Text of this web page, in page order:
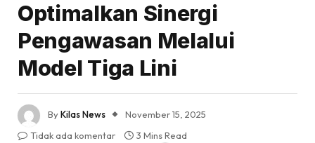
Optimalkan Sinergi
Pengawasan Melalui
Model Tiga Lini
ByKilas News
November 15, 2025
Tidak ada komentar
3 Mins Read